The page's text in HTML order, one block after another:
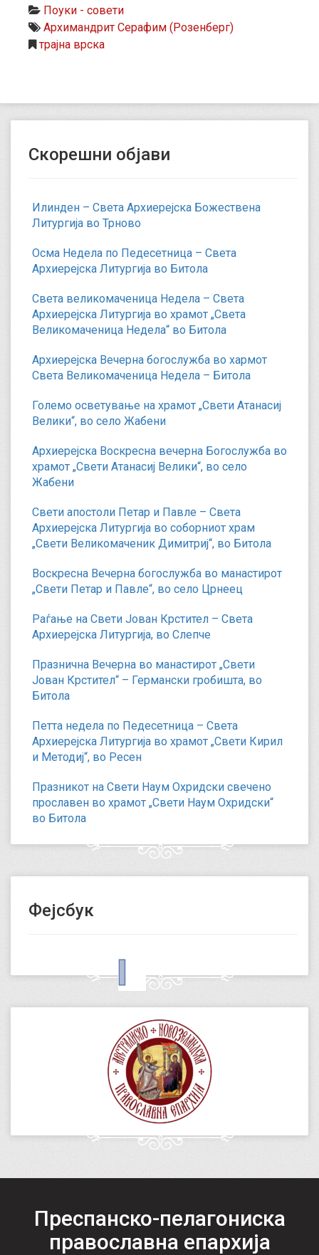
Поуки - совети
Архимандрит Серафим (Розенберг)
трајна врска
Скорешни објави
Илинден – Света Архиерејска Божествена
Литургија во Трново
Осма Недела по Педесетница – Света
Архиерејска Литургија во Битола
Света великомаченица Недела – Света
Архиерејска Литургија во храмот „Света
Великомаченица Недела“ во Битола
Архиерејска Вечерна богослужба во хармот
Света Великомаченица Недела – Битола
Големо осветување на храмот „Свети Атанасиј
Велики“, во село Жабени
Архиерејска Воскресна вечерна Богослужба во
храмот „Свети Атанасиј Велики“, во село
Жабени
Свети апостоли Петар и Павле – Света
Архиерејска Литургија во соборниот храм
„Свети Великомаченик Димитриј“, во Битола
Воскресна Вечерна богослужба во манастирот
„Свети Петар и Павле“, во село Црнеец
Раѓање на Свети Јован Крстител – Света
Архиерејска Литургија, во Слепче
Празнична Вечерна во манастирот „Свети
Јован Крстител“ – Германски гробишта, во
Битола
Петта недела по Педесетница – Света
Архиерејска Литургија во храмот „Свети Кирил
и Методиј“, во Ресен
Празникот на Свети Наум Охридски свечено
прославен во храмот „Свети Наум Охридски“
во Битола
Фејсбук
Преспанско-пелагониска
православна епархија